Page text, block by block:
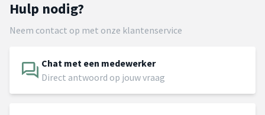
Hulp nodig?
Neem contact op met onze klantenservice
Chat met een medewerker
Direct antwoord op jouw vraag